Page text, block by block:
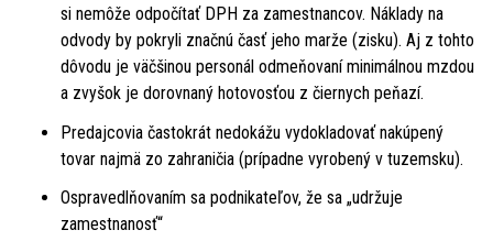
si nemôže odpočítať DPH za zamestnancov. Náklady na
odvody by pokryli značnú časť jeho marže (zisku). Aj z tohto
dôvodu je väčšinou personál odmeňovaní minimálnou mzdou
a zvyšok je dorovnaný hotovosťou z čiernych peňazí.
Predajcovia častokrát nedokážu vydokladovať nakúpený
tovar najmä zo zahraničia (prípadne vyrobený v tuzemsku).
Ospravedlňovaním sa podnikateľov, že sa „udržuje
zamestnanosť“